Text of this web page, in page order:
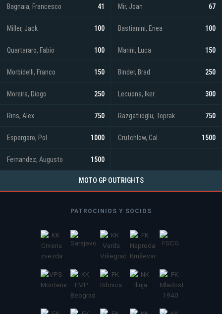
Bagnaia, Francesco 41 Mir, Joan 67
Miller, Jack 100 Bastianini, Enea 100
Quartararo, Fabio 100 Marini, Luca 150
Morbidelli, Franco 150 Binder, Brad 250
Moreira, Diogo 250 Lecuona, Iker 300
Rins, Alex 750 Razgatlioglu, Toprak 750
Espargaro, Pol 1000 Crutchlow, Cal 1500
Fernandez, Augusto 1500
MOTO GP OUTRIGHTS
PATROCINIOS Y SOCIOS